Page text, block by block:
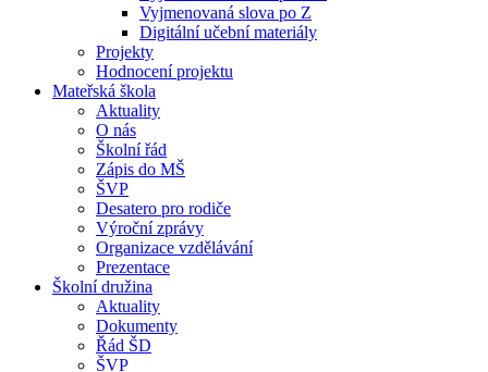
Vyjmenovaná slova po Z
Digitální učební materiály
Projekty
Hodnocení projektu
Mateřská škola
Aktuality
O nás
Školní řád
Zápis do MŠ
ŠVP
Desatero pro rodiče
Výroční zprávy
Organizace vzdělávání
Prezentace
Školní družina
Aktuality
Dokumenty
Řád ŠD
ŠVP